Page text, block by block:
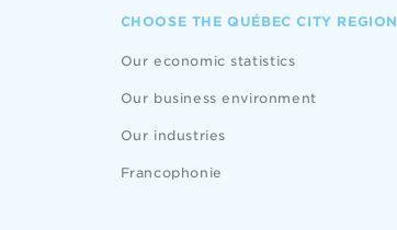
CHOOSE THE QUÉBEC CITY REGION
Our economic statistics
Our business environment
Our industries
Francophonie